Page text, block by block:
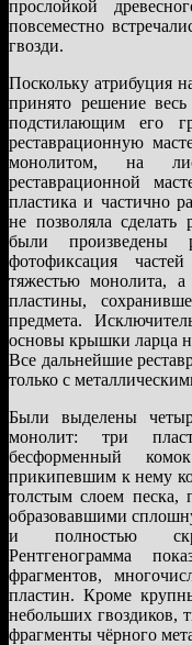
прослойкой
повсеместно
гвозди.
Поскольку атрибуция
принято решение
подстилающим его
реставрационную
монолитом, на
реставрационной
пластика и частично
не позволяла
были произведены
фотофиксация
тяжестью монолита, а
пластины,
предмета.
основы крышки ларца
Все дальнейшие
только с
Были выделены
монолит: три
бесформенный
прикипевшим к нему
толстым слоем песка,
образовавшими
и полностью
Рентгенограмма
фрагментов,
пластин. Кроме
небольших гвоздиков,
фрагменты чёрного